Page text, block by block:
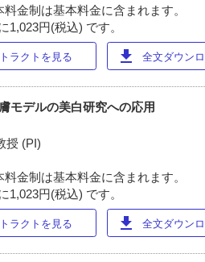
金制は基本料金に含まれます。
円(税込) です。
ラクトを見る download 全文ダウン
モデルの美白研究への応用
授 (PI)
金制は基本料金に含まれます。
円(税込) です。
ラクトを見る download 全文ダウン